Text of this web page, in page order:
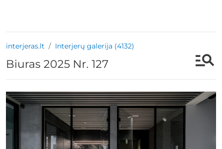
interjeras.lt Interjerų galerija (4132)
Biuras 2025 Nr. 127